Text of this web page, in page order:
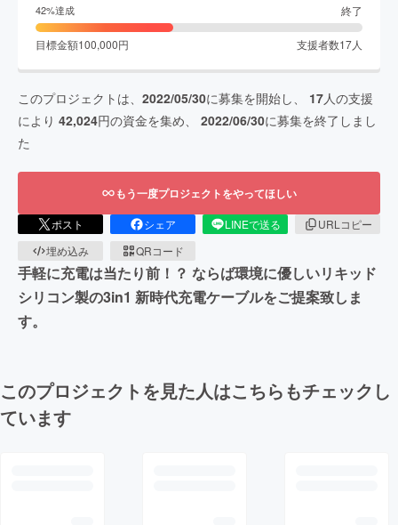
42%達成 終了
目標金額100,000円 支援者数17人
このプロジェクトは、 2022/05/30に募集を開始し、 17人の支援
により 42,024円の資金を集め、 2022/06/30に募集を終了しまし
た
もう一度プロジェクトをやってほしい
ポスト シェア LINEで送る
URLコピー
埋め込み
QRコード
手軽に充電は当たり前！？ ならば環境に優しいリキッド
シリコン製の3in1 新時代充電ケーブルをご提案致しま
す。
このプロジェクトを見た人はこちらもチェックし
ています